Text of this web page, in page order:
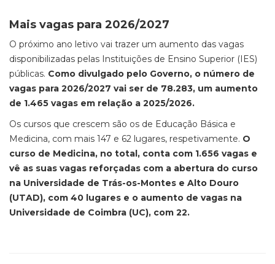
Mais vagas para 2026/2027
O próximo ano letivo vai trazer um aumento das vagas
disponibilizadas pelas Instituições de Ensino Superior (IES)
públicas. Como divulgado pelo Governo, o número de
vagas para 2026/2027 vai ser de 78.283, um aumento
de 1.465 vagas em relação a 2025/2026.
Os cursos que crescem são os de Educação Básica e
Medicina, com mais 147 e 62 lugares, respetivamente. O
curso de Medicina, no total, conta com 1.656 vagas e
vê as suas vagas reforçadas com a abertura do curso
na Universidade de Trás-os-Montes e Alto Douro
(UTAD), com 40 lugares e o aumento de vagas na
Universidade de Coimbra (UC), com 22.